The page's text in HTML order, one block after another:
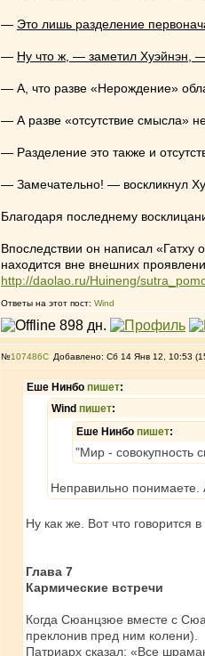
— Это лишь разделение
— Ну что ж, — заметил Хуэйнэн,
— А, что разве «Нерождение»
— А разве «отсутствие смысла»
— Разделение это также и
— Замечательно! — воскликнул
Благодаря последнему
Впоследствии он написал
находится вне внешних
http://daolao.ru/Huineng/
Ответы на этот пост: Wind
№107486 Добавлено: Сб 14 Янв 12, 10:53
Еше Нинбо пишет:
Wind пишет:
Еше Нинбо пишет:
"Мир - совокупность
Неправильно
Ну как же. Вот что
Глава 7
Кармические встречи
Когда Сюанцзюе вместе с
преклонив пред ним колени).
Патриарх сказал: «Все